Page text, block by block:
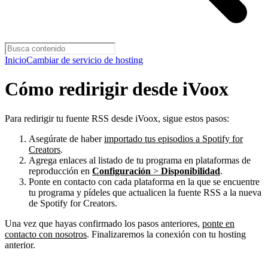
InicioCambiar de servicio de hosting
Cómo redirigir desde iVoox
Para redirigir tu fuente RSS desde iVoox, sigue estos pasos:
Asegúrate de haberimportado tus episodios a Spotify for
Creators.
Agrega enlaces al listado de tu programa en plataformas de
reproducción en Configuración > Disponibilidad.
Ponte en contacto con cada plataforma en la que se encuentre
tu programa y pídeles que actualicen la fuente RSS a la nueva
de Spotify for Creators.
Una vez que hayas confirmado los pasos anteriores, ponte en
contacto con nosotros. Finalizaremos la conexión con tu hosting
anterior.